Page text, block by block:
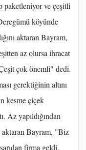
ve çeşitli
köyünde
aktaran Bayram,
az olursa ihracat
Çeşit çok önemli" dedi.
gerektiğinin altını
kesme çiçek
Az yapıldığından
aktaran Bayram, "Biz
firma geldi.